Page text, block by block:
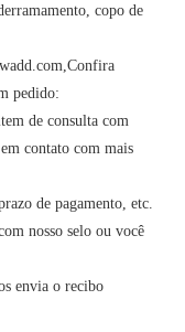
pedido:
de consulta com
contato com mais
de pagamento, etc.
nosso selo ou você
envia o recibo